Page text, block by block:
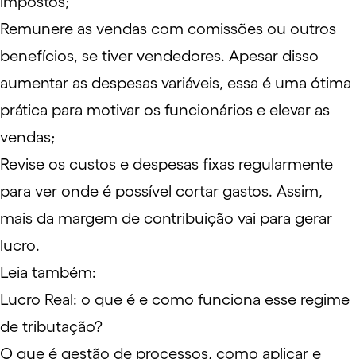
Remunere as vendas com comissões ou outros
benefícios, se tiver vendedores. Apesar disso
aumentar as despesas variáveis, essa é uma ótima
prática para motivar os funcionários e elevar as
vendas;
Revise os custos e despesas fixas regularmente
para ver onde é possível cortar gastos. Assim,
mais da margem de contribuição vai para gerar
lucro.
Leia também:
Lucro Real: o que é e como funciona esse regime
de tributação?
O que é gestão de processos, como aplicar e